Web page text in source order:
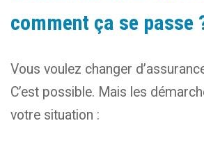
comment ça se passe
Vous voulez changer
C’est possible. Mais les
votre situation :